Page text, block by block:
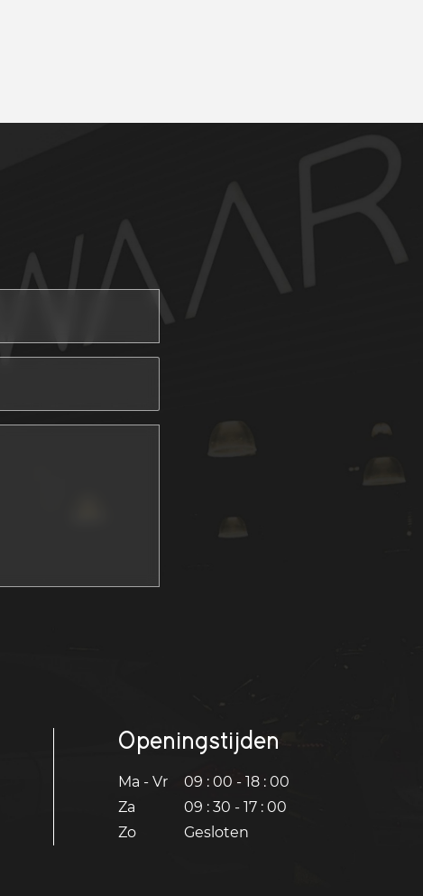
Openingstijden
Ma - Vr
09 : 00 - 18 : 00
Za
09 : 30 - 17 : 00
Zo
Gesloten